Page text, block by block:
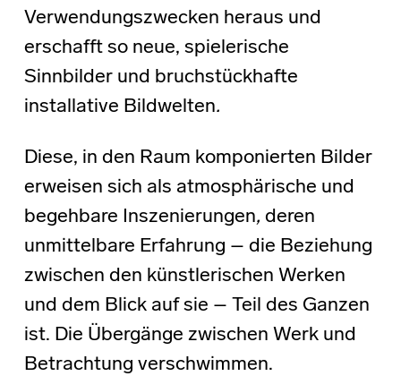
Verwendungszwecken heraus und
erschafft so neue, spielerische
Sinnbilder und bruchstückhafte
installative Bildwelten.
Diese, in den Raum komponierten Bilder
erweisen sich als atmosphärische und
begehbare Inszenierungen, deren
unmittelbare Erfahrung – die Beziehung
zwischen den künstlerischen Werken
und dem Blick auf sie – Teil des Ganzen
ist. Die Übergänge zwischen Werk und
Betrachtung verschwimmen.